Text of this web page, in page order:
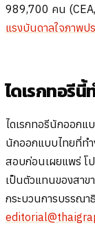
989,700 คน
แรงบันดาลใจภาพป
ไดเรกทอรีนี้
ไดเรกทอรีนักออกแ
นักออกแบบไทยที่ทำ
สอบก่อนเผยแพร่ โ
เป็นตัวแทนของสาข
กระบวนการบรรณา